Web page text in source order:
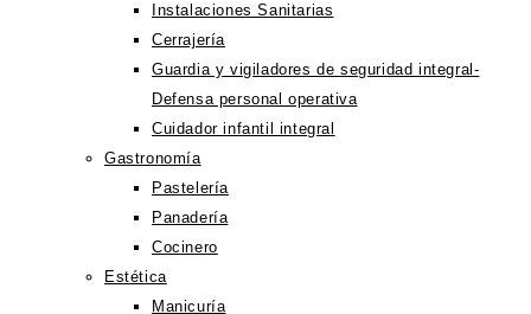
Instalaciones Sanitarias
Cerrajería
Guardia y vigiladores de seguridad integral-
Defensa personal operativa
Cuidador infantil integral
Gastronomía
Pastelería
Panadería
Cocinero
Estética
Manicuría